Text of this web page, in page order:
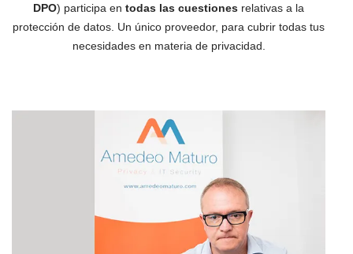
DPO) participa en todas las cuestiones relativas a la
protección de datos. Un único proveedor, para cubrir todas tus
necesidades en materia de privacidad.